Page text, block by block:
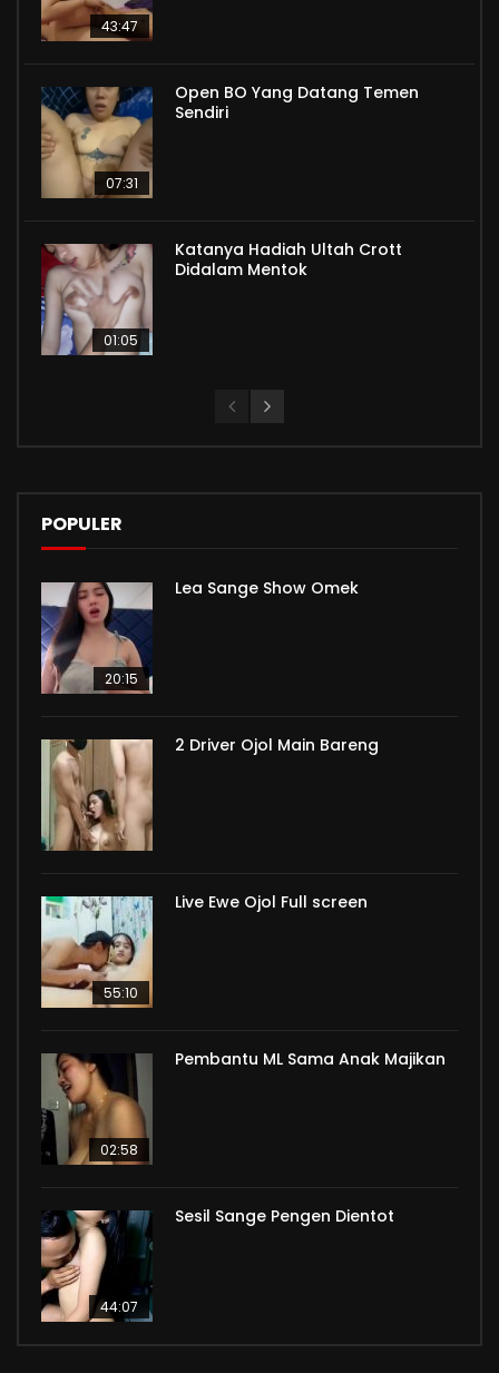
43:47
07:31
Open BO Yang Datang Temen
Sendiri
01:05
Katanya Hadiah Ultah Crott
Didalam Mentok
POPULER
20:15
Lea Sange Show Omek
2 Driver Ojol Main Bareng
55:10
Live Ewe Ojol Full screen
02:58
Pembantu ML Sama Anak Majikan
44:07
Sesil Sange Pengen Dientot